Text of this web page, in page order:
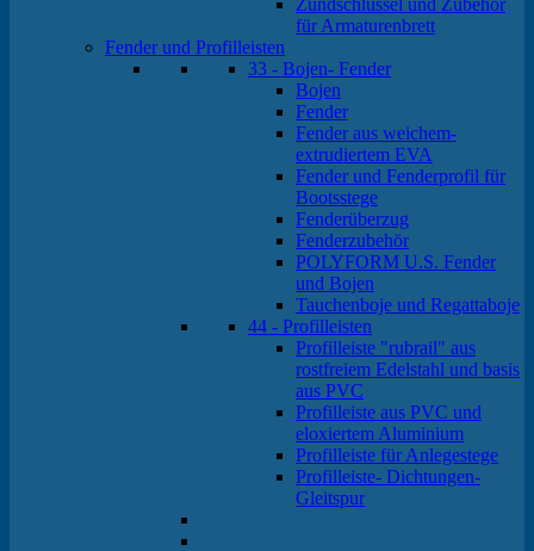
Zündschlüssel und Zubehör
für Armaturenbrett
Fender und Profilleisten
33 - Bojen- Fender
Bojen
Fender
Fender aus weichem-
extrudiertem EVA
Fender und Fenderprofil für
Bootsstege
Fenderüberzug
Fenderzubehör
POLYFORM U.S. Fender
und Bojen
Tauchenboje und Regattaboje
44 - Profilleisten
Profilleiste "rubrail" aus
rostfreiem Edelstahl und basis
aus PVC
Profilleiste aus PVC und
eloxiertem Aluminium
Profilleiste für Anlegestege
Profilleiste- Dichtungen-
Gleitspur